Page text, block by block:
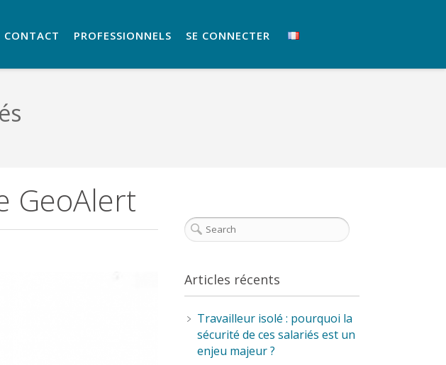
CONTACT PROFESSIONNELS SE CONNECTER
GeoAlert
Articles récents
Travailleur isolé : pourquoi la
sécurité de ces salariés est un
enjeu majeur ?